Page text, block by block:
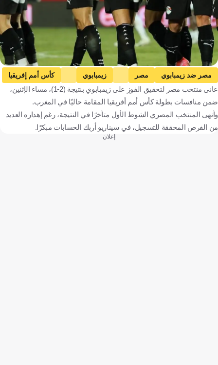
مصر ضد زيمبابوي مصر زيمبابوي
كأس أمم إفريقيا
محمد صلاح
عمر مرموش مصر زيمبابوي
المغرب
كرة قدم
عانى منتخب مصر لتحقيق الفوز على زيمبابوي بنتيجة (2-1)، مساء الإثنين،
ضمن منافسات بطولة كأس أمم أفريقيا المقامة حاليًا في المغرب.
وأنهى المنتخب المصري الشوط الأول متأخرًا في النتيجة، رغم إهداره العديد
من الفرص المحققة للتسجيل، في سيناريو أربك الحسابات مبكرًا.
إعلان